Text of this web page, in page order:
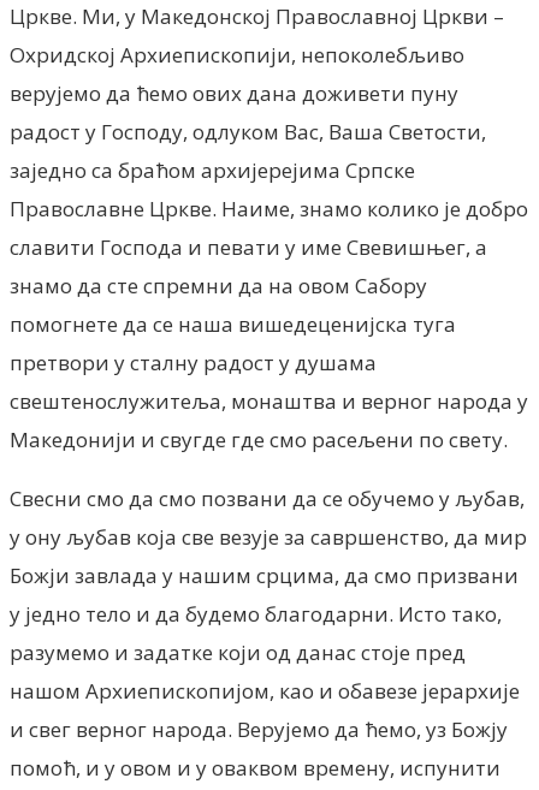
Цркве. Ми, у Македонској Православној Цркви –
Охридској Архиепископији, непоколебљиво
верујемо да ћемо ових дана доживети пуну
радост у Господу, одлуком Вас, Ваша Светости,
заједно са браћом архијерејима Српске
Православне Цркве. Наиме, знамо колико је добро
славити Господа и певати у име Свевишњег, а
знамо да сте спремни да на овом Сабору
помогнете да се наша вишедеценијска туга
претвори у сталну радост у душама
свештенослужитеља, монаштва и верног народа у
Македонији и свугде где смо расељени по свету.
Свесни смо да смо позвани да се обучемо у љубав,
у ону љубав која све везује за савршенство, да мир
Божји завлада у нашим срцима, да смо призвани
у једно тело и да будемо благодарни. Исто тако,
разумемо и задатке који од данас стоје пред
нашом Архиепископијом, као и обавезе јерархије
и свег верног народа. Верујемо да ћемо, уз Божју
помоћ, и у овом и у оваквом времену, испунити